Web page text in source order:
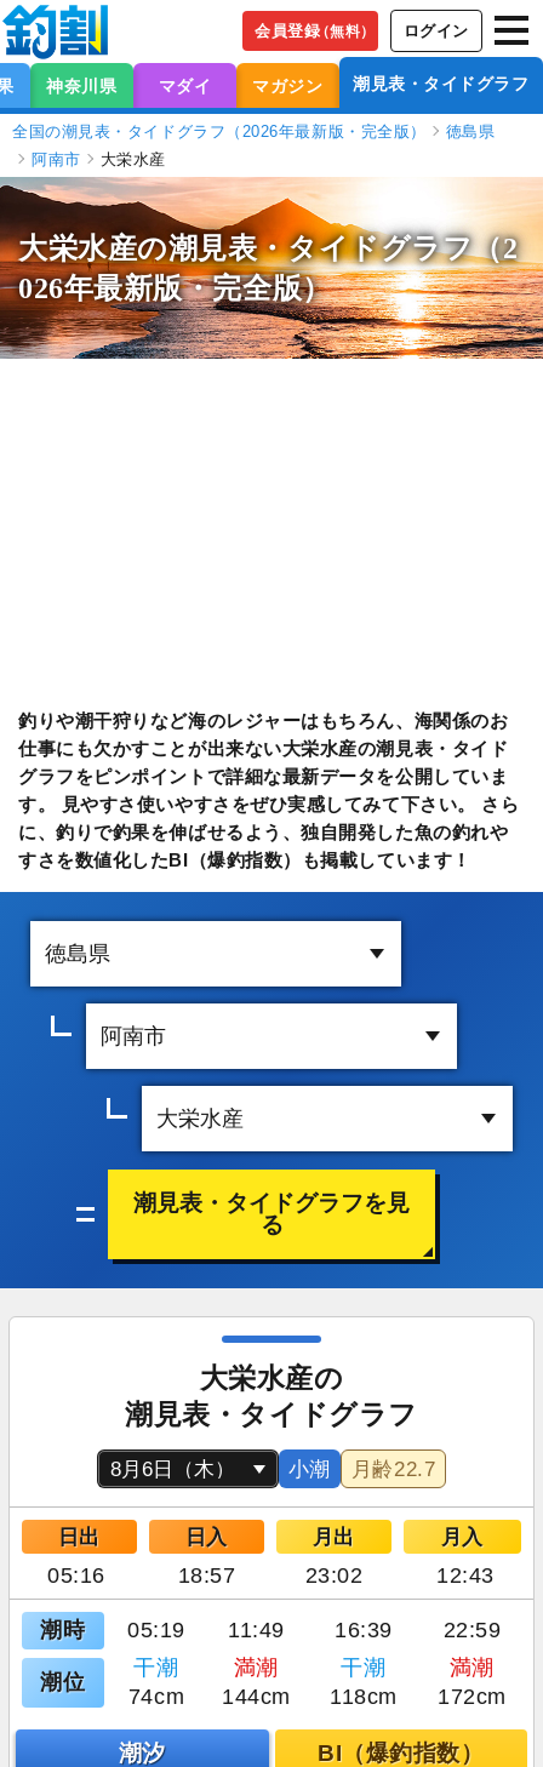
会員登録（無料） ログイン
神奈川県 マダイ マガジン 潮見表・タイドグラフ
全国の潮見表・タイドグラフ（2026年最新版・完全版）
徳島県
阿南市
大栄水産
大栄水産の潮見表・タイドグラフ（2
026年最新版・完全版）
釣りや潮干狩りなど海のレジャーはもちろん、海関係のお
仕事にも欠かすことが出来ない大栄水産の潮見表・タイド
グラフをピンポイントで詳細な最新データを公開していま
す。 見やすさ使いやすさをぜひ実感してみて下さい。 さら
に、釣りで釣果を伸ばせるよう、独自開発した魚の釣れや
すさを数値化したBI（爆釣指数）も掲載しています！
潮見表・タイドグラフを見
る
大栄水産の
潮見表・タイドグラフ
小潮 月齢22.7
日出 日入 月出 月入
05:16 18:57 23:02 12:43
潮時 05:19 11:49 16:39 22:59
潮位
干潮 満潮 干潮
満潮
74cm
144cm 118cm 172cm
潮汐 BI（爆釣指数）